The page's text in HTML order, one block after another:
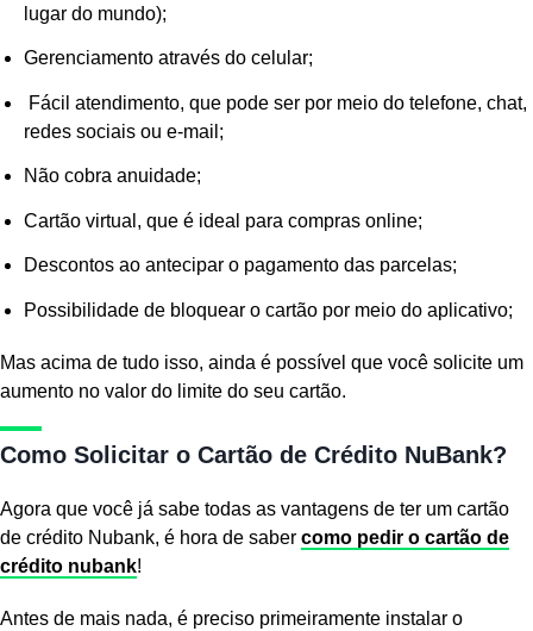
lugar do mundo);
Gerenciamento através do celular;
Fácil atendimento, que pode ser por meio do telefone, chat,
redes sociais ou e-mail;
Não cobra anuidade;
Cartão virtual, que é ideal para compras online;
Descontos ao antecipar o pagamento das parcelas;
Possibilidade de bloquear o cartão por meio do aplicativo;
Mas acima de tudo isso, ainda é possível que você solicite um
aumento no valor do limite do seu cartão.
Como Solicitar o Cartão de Crédito NuBank?
Agora que você já sabe todas as vantagens de ter um cartão
de crédito Nubank, é hora de saber como pedir o cartão de
crédito nubank!
Antes de mais nada, é preciso primeiramente instalar o